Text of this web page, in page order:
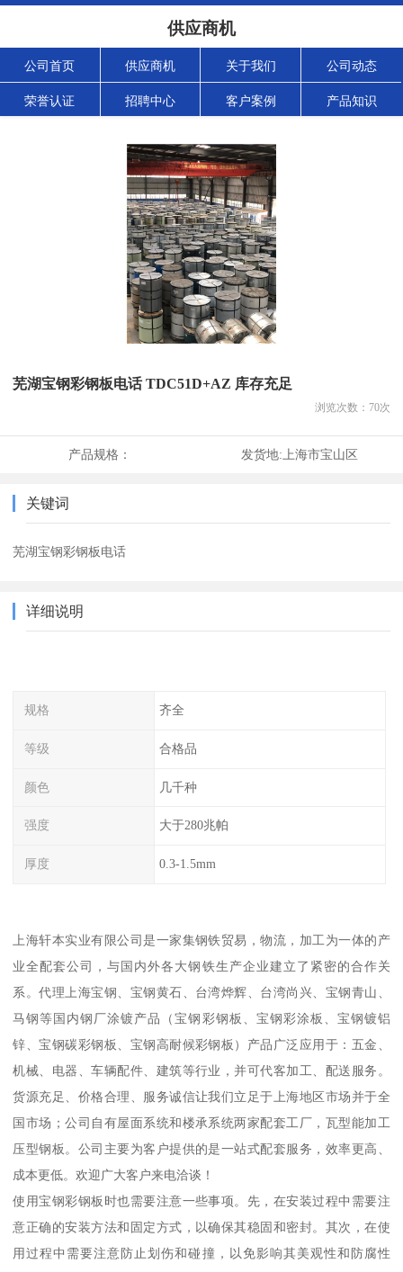
供应商机
公司首页 供应商机 关于我们 公司动态
荣誉认证 招聘中心 客户案例 产品知识
芜湖宝钢彩钢板电话 TDC51D+AZ 库存充足
浏览次数： 70次
产品规格： 发货地: 上海市宝山区
关键词
芜湖宝钢彩钢板电话
详细说明
规格 齐全
等级 合格品
颜色 几千种
强度 大于280兆帕
厚度 0.3-1.5mm
上海轩本实业有限公司是一家集钢铁贸易，物流，加工为一体的产
业全配套公司，与国内外各大钢铁生产企业建立了紧密的合作关
系。代理上海宝钢、宝钢黄石、台湾烨辉、台湾尚兴、宝钢青山、
马钢等国内钢厂涂镀产品（宝钢彩钢板、宝钢彩涂板、宝钢镀铝
锌、宝钢碳彩钢板、宝钢高耐候彩钢板）产品广泛应用于：五金、
机械、电器、车辆配件、建筑等行业，并可代客加工、配送服务。
货源充足、价格合理、服务诚信让我们立足于上海地区市场并于全
国市场；公司自有屋面系统和楼承系统两家配套工厂，瓦型能加工
压型钢板。公司主要为客户提供的是一站式配套服务，效率更高、
成本更低。欢迎广大客户来电洽谈！
使用宝钢彩钢板时也需要注意一些事项。先，在安装过程中需要注
意正确的安装方法和固定方式，以确保其稳固和密封。其次，在使
用过程中需要注意防止划伤和碰撞，以免影响其美观性和防腐性